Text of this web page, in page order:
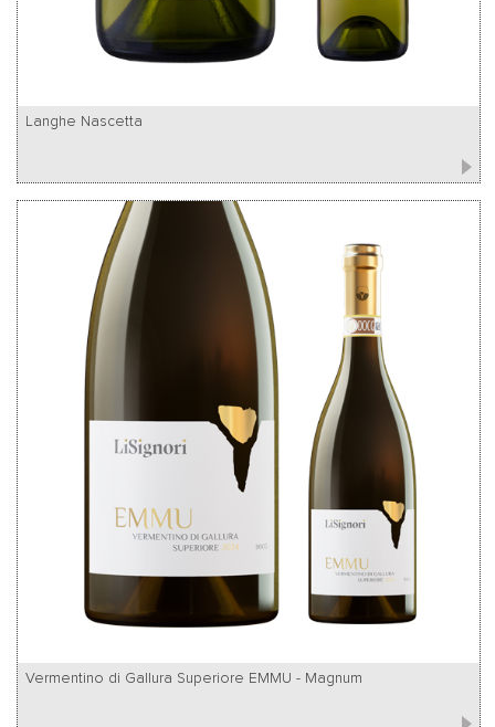
Langhe Nascetta
Vermentino di Gallura Superiore EMMU - Magnum